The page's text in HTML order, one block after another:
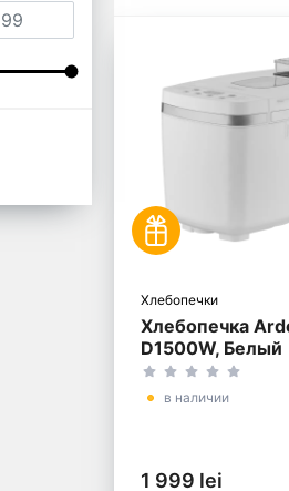
Хлебопечки
Хлебопечка
D1500W, Белый
в наличии
1 999 lei